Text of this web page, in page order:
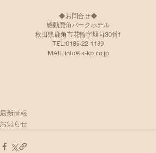
◆お問合せ◆
感動鹿角パークホテル
秋田県鹿角市花輪字堰向30番1
TEL:0186-22-1189
MAIL:info@k-kp.co.jp
最新情報
お知らせ